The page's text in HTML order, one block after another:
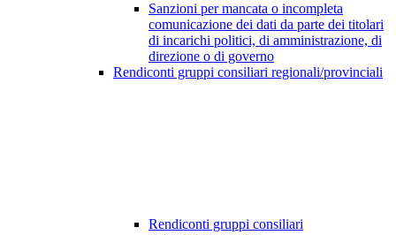
Sanzioni per mancata o incompleta
comunicazione dei dati da parte dei titolari
di incarichi politici, di amministrazione, di
direzione o di governo
Rendiconti gruppi consiliari regionali/provinciali
Rendiconti gruppi consiliari